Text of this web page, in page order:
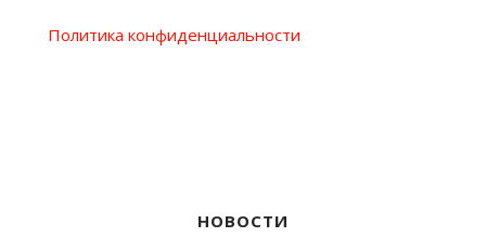
Политика конфиденциальности
НОВОСТИ